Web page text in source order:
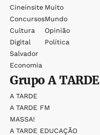
Cineinsite
Concursos
Cultura
Digital
Salvador
Economia
Muito
Mundo
Opinião
Política
GrupoA TARDE
A TARDE
A TARDE FM
MASSA!
A TARDE EDUCAÇÃO